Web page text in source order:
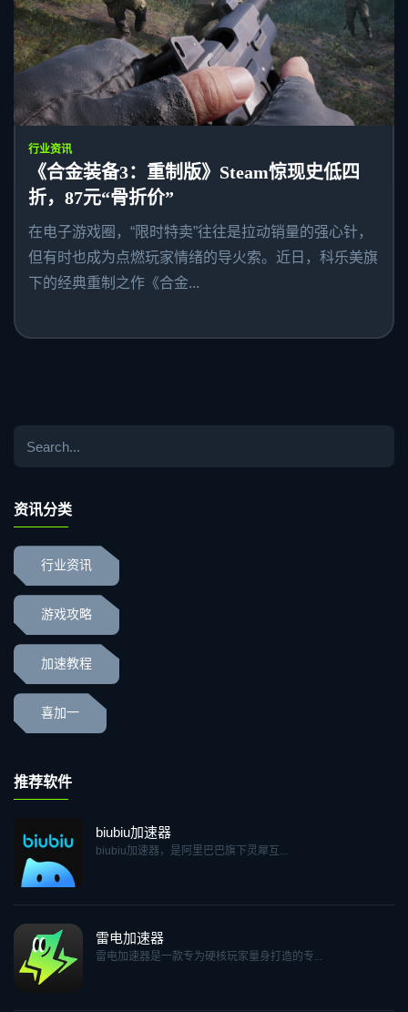
行业资讯
《合金装备3：重制版》Steam惊现史低四
折，87元“骨折价”
在电子游戏圈，“限时特卖”往往是拉动销量的强心针，
但有时也成为点燃玩家情绪的导火索。近日，科乐美旗
下的经典重制之作《合金...
资讯分类
行业资讯
游戏攻略
加速教程
喜加一
推荐软件
biubiu加速器
biubiu加速器，是阿里巴巴旗下灵犀互...
雷电加速器
雷电加速器是一款专为硬核玩家量身打造的专...